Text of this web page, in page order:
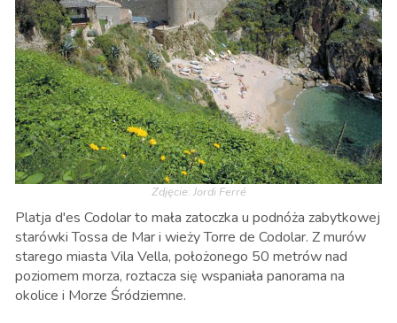
Zdjęcie: Jordi Ferré
Platja d'es Codolar to mała zatoczka u podnóża zabytkowej
starówki Tossa de Mar i wieży Torre de Codolar. Z murów
starego miasta Vila Vella, położonego 50 metrów nad
poziomem morza, roztacza się wspaniała panorama na
okolice i Morze Śródziemne.